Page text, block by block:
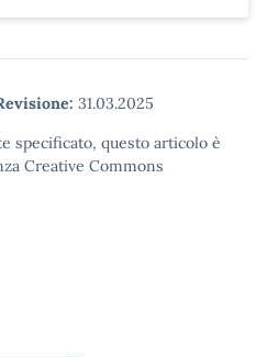
31.03.2025
specificato, questo articolo è
Creative Commons